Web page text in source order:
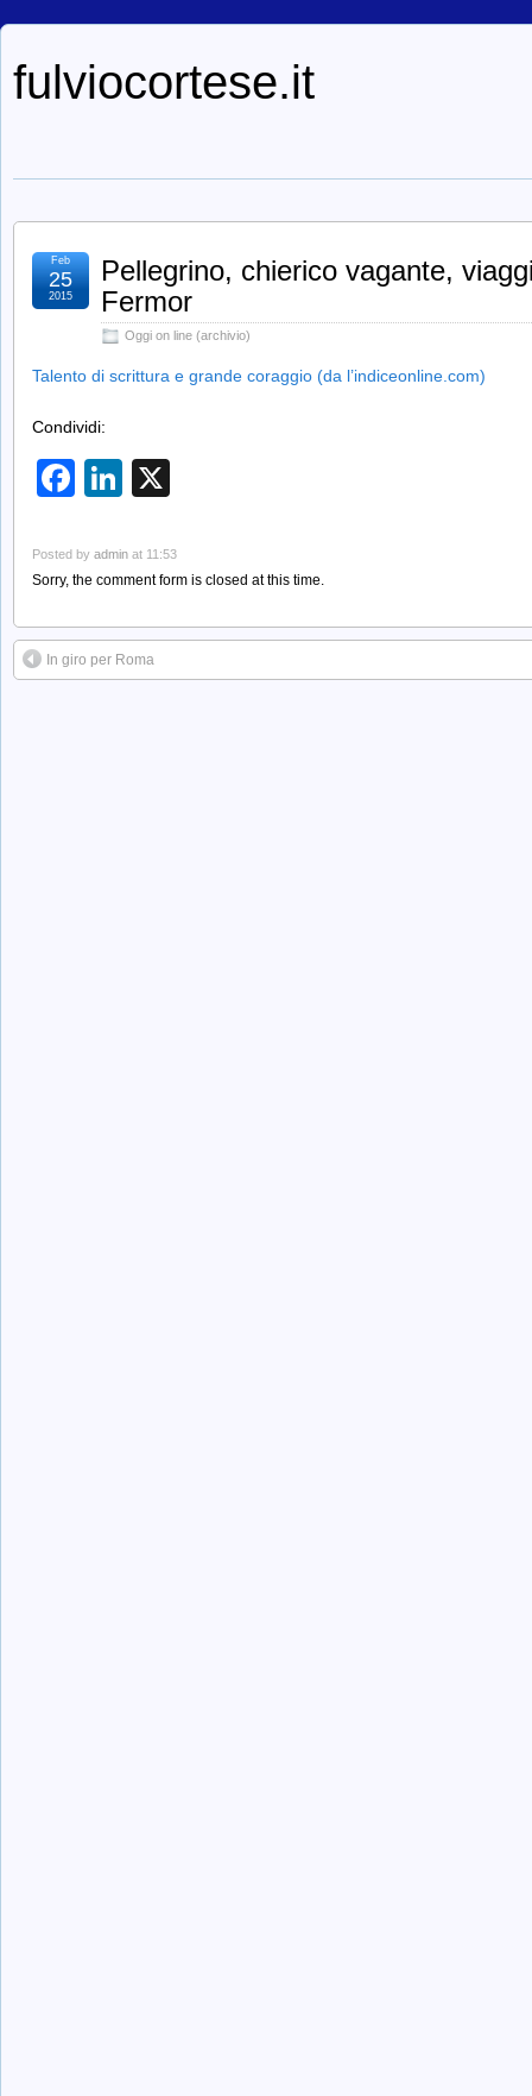
fulviocortese.it
Pellegrino, chierico vagante,
Fermor
Oggi on line (archivio)
Feb
25
2015
Talento di scrittura e grande coraggio (da l’indiceonline.com)
Condividi:
Facebook
LinkedIn
Posted by admin at 11:53
Sorry, the comment form is closed at this time.
In giro per Roma